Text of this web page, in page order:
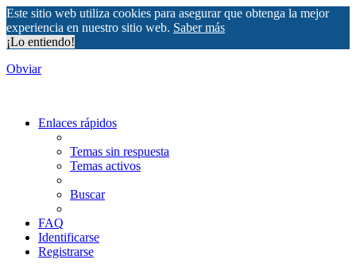
Este sitio web utiliza cookies para asegurar que obtenga la mejor
experiencia en nuestro sitio web. Saber más
¡Lo entiendo!
Obviar
Enlaces rápidos
Temas sin respuesta
Temas activos
Buscar
FAQ
Identificarse
Registrarse